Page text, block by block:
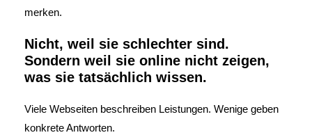
merken.
Nicht, weil sie schlechter sind.
Sondern weil sie online nicht zeigen,
was sie tatsächlich wissen.
Viele Webseiten beschreiben Leistungen. Wenige geben
konkrete Antworten.